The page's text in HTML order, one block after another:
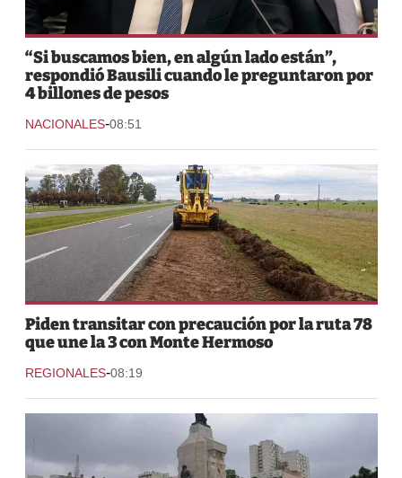
“Si buscamos bien, en algún lado están”,
respondió Bausili cuando le preguntaron por
4 billones de pesos
NACIONALES-08:51
Piden transitar con precaución por la ruta 78
que une la 3 con Monte Hermoso
REGIONALES-08:19